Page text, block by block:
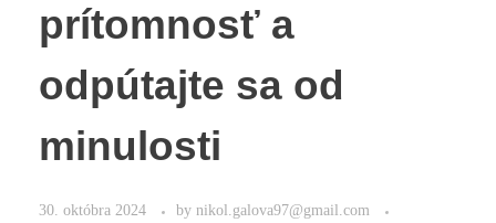
prítomnosť a
odpútajte sa od
minulosti
30. októbra 2024 by nikol.galova97@gmail.com